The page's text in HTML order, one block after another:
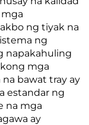
ng tiyak na
ng
napakahuling
mga
bawat tray ay
estandar ng
na mga
ay